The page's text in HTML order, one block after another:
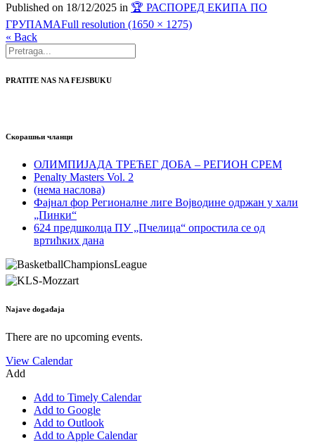
Published on 18/12/2025 in 🏆 РАСПОРЕД ЕКИПА ПО
ГРУПАМАFull resolution (1650 × 1275)
« Back
PRATITE NAS NA FEJSBUKU
Скорашњи чланци
ОЛИМПИЈАДА ТРЕЋЕГ ДОБА – РЕГИОН СРЕМ
Penalty Masters Vol. 2
(нема наслова)
Фајнал фор Регионалне лиге Војводине одржан у хали
„Пинки“
624 предшколца ПУ „Пчелица“ опростила се од
вртићких дана
Najave događaja
There are no upcoming events.
View Calendar
Add
Add to Timely Calendar
Add to Google
Add to Outlook
Add to Apple Calendar